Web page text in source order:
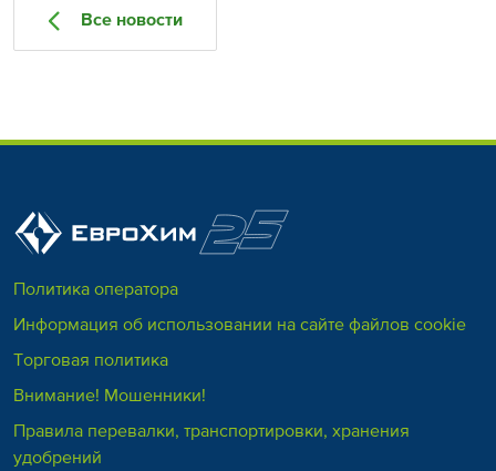
Все новости
Политика оператора
Информация об использовании на сайте файлов cookie
Торговая политика
Внимание! Мошенники!
Правила перевалки, транспортировки, хранения
удобрений